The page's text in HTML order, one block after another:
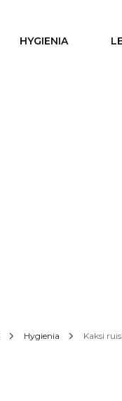
HYGIENIA
Hygienia Kaksi